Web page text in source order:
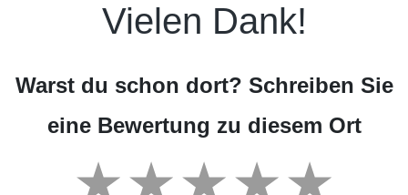
Vielen Dank!
Warst du schon dort? Schreiben Sie
eine Bewertung zu diesem Ort